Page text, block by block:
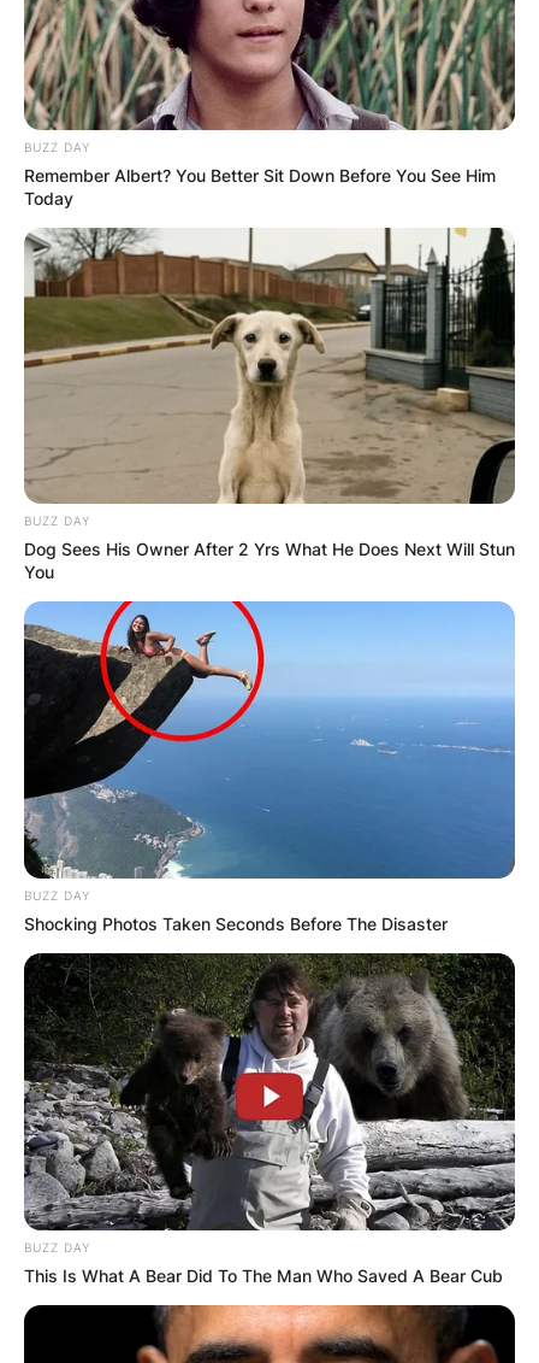
Во близина на кладенецот има старо
брестово дрво, каде што е изграден олтар и
има икони од Богородица, света Петка и
света Недела.
Фото:Евгениј Хоуп
BUZZ DAY
Remember Albert? You Better Sit Down Before You See Him
Today
BUZZ DAY
Dog Sees His Owner After 2 Yrs What He Does Next Will Stun
You
BUZZ DAY
Shocking Photos Taken Seconds Before The Disaster
BUZZ DAY
This Is What A Bear Did To The Man Who Saved A Bear Cub